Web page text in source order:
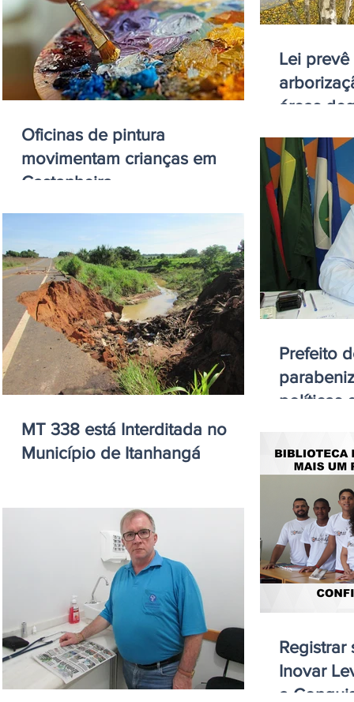
Oficinas de pintura
movimentam crianças em
Castanheira
Lei
áreas
MT 338 está Interditada no
Município de Itanhangá
Prefeito
políticas
Registrar
Inovar
a